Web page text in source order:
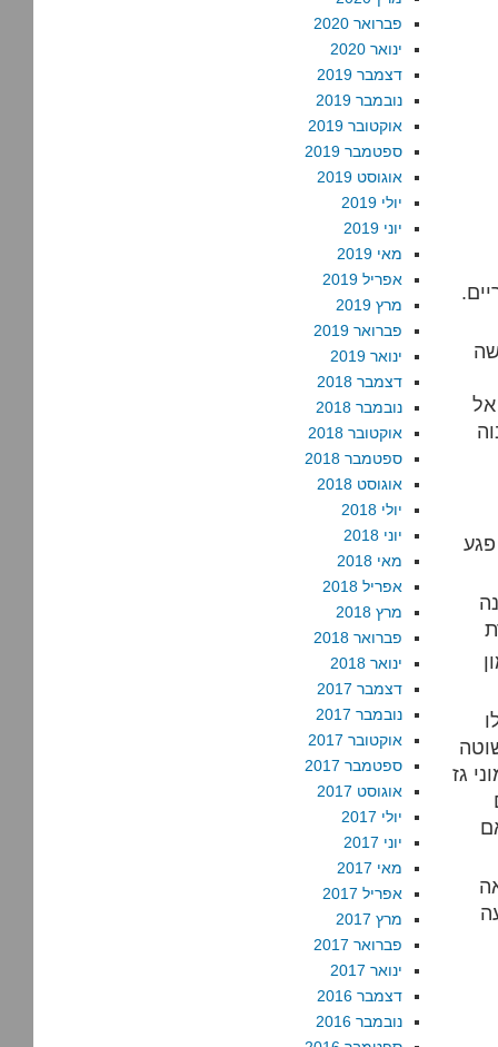
מגיע אל
גז
פברואר 2020
ינואר 2020
דצמבר 2019
נובמבר 2019
אוקטובר 2019
ספטמבר 2019
אוגוסט 2019
יולי 2019
יוני 2019
מאי 2019
אפריל 2019
מרץ 2019
פברואר 2019
ינואר 2019
דצמבר 2018
נובמבר 2018
אוקטובר 2018
ספטמבר 2018
אוגוסט 2018
יולי 2018
יוני 2018
מאי 2018
אפריל 2018
מרץ 2018
פברואר 2018
ינואר 2018
דצמבר 2017
נובמבר 2017
אוקטובר 2017
ספטמבר 2017
אוגוסט 2017
יולי 2017
יוני 2017
מאי 2017
אפריל 2017
מרץ 2017
פברואר 2017
ינואר 2017
דצמבר 2016
נובמבר 2016